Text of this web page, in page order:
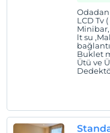
Odadan
LCD Tv
Minibar,
lt su
Buklet
Ütü ve